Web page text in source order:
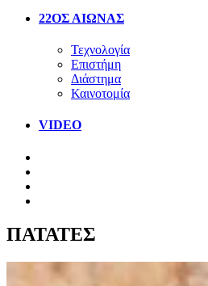
22ΟΣ ΑΙΩΝΑΣ
Τεχνολογία
Επιστήμη
Διάστημα
Καινοτομία
VIDEO
ΠΑΤΑΤΕΣ